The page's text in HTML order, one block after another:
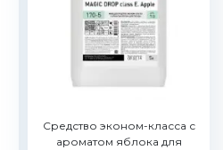
Средство эконом-класса с
ароматом яблока для